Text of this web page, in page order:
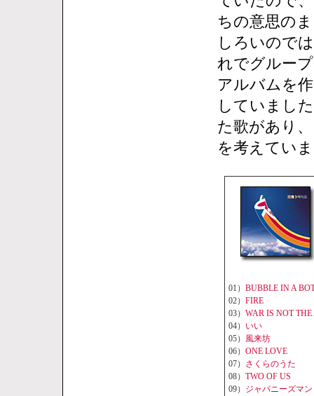
ちの意思の
しろいので
れでグルー
アルバムを
していまし
た歌があり
を考えてい
01） BUBBLE IN A
02） FIRE
03） WAR IS NOT THE
04） いい
05） 風来坊
06） ONE LOVE
07） さくらのうた
08） TWO OF US
09） ジャパニーズマン